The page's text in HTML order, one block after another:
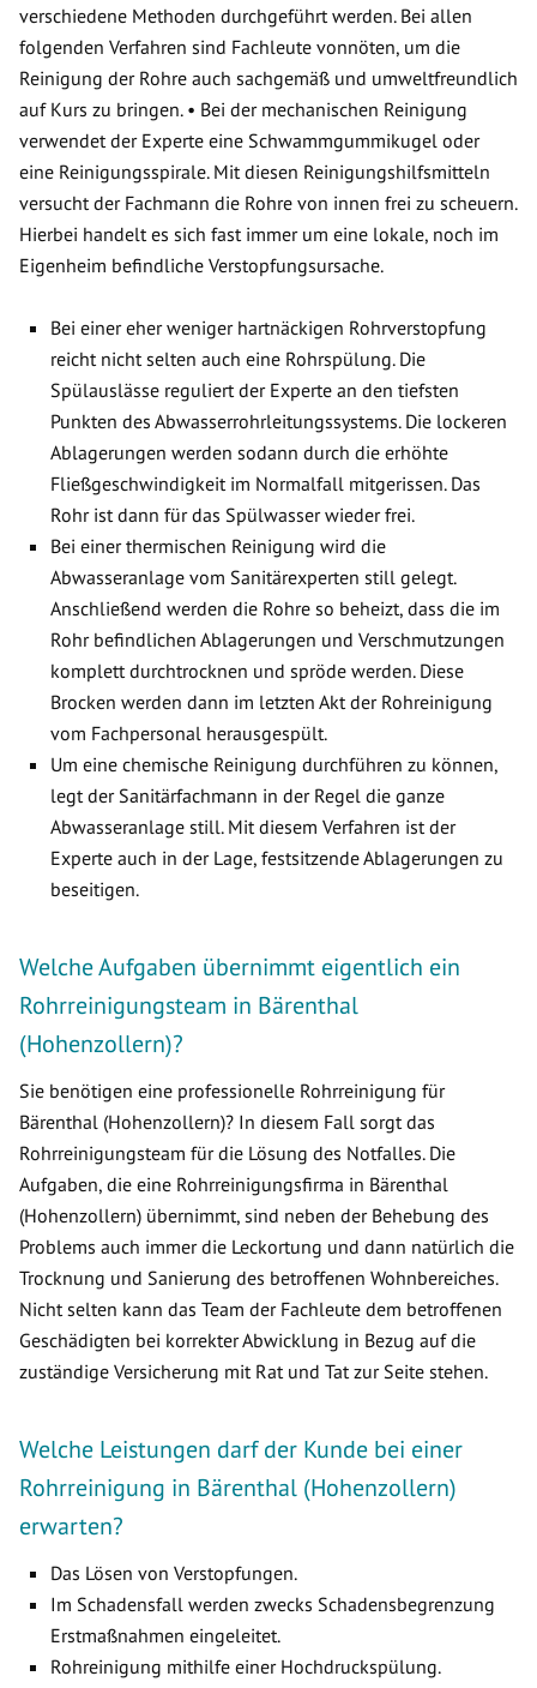
verschiedene Methoden durchgeführt werden. Bei allen
folgenden Verfahren sind Fachleute vonnöten, um die
Reinigung der Rohre auch sachgemäß und umweltfreundlich
auf Kurs zu bringen. • Bei der mechanischen Reinigung
verwendet der Experte eine Schwammgummikugel oder
eine Reinigungsspirale. Mit diesen Reinigungshilfsmitteln
versucht der Fachmann die Rohre von innen frei zu scheuern.
Hierbei handelt es sich fast immer um eine lokale, noch im
Eigenheim befindliche Verstopfungsursache.
Bei einer eher weniger hartnäckigen Rohrverstopfung
reicht nicht selten auch eine Rohrspülung. Die
Spülauslässe reguliert der Experte an den tiefsten
Punkten des Abwasserrohrleitungssystems. Die lockeren
Ablagerungen werden sodann durch die erhöhte
Fließgeschwindigkeit im Normalfall mitgerissen. Das
Rohr ist dann für das Spülwasser wieder frei.
Bei einer thermischen Reinigung wird die
Abwasseranlage vom Sanitärexperten still gelegt.
Anschließend werden die Rohre so beheizt, dass die im
Rohr befindlichen Ablagerungen und Verschmutzungen
komplett durchtrocknen und spröde werden. Diese
Brocken werden dann im letzten Akt der Rohreinigung
vom Fachpersonal herausgespült.
Um eine chemische Reinigung durchführen zu können,
legt der Sanitärfachmann in der Regel die ganze
Abwasseranlage still. Mit diesem Verfahren ist der
Experte auch in der Lage, festsitzende Ablagerungen zu
beseitigen.
Welche Aufgaben übernimmt eigentlich ein
Rohrreinigungsteam in Bärenthal
(Hohenzollern)?
Sie benötigen eine professionelle Rohrreinigung für
Bärenthal (Hohenzollern)? In diesem Fall sorgt das
Rohrreinigungsteam für die Lösung des Notfalles. Die
Aufgaben, die eine Rohrreinigungsfirma in Bärenthal
(Hohenzollern) übernimmt, sind neben der Behebung des
Problems auch immer die Leckortung und dann natürlich die
Trocknung und Sanierung des betroffenen Wohnbereiches.
Nicht selten kann das Team der Fachleute dem betroffenen
Geschädigten bei korrekter Abwicklung in Bezug auf die
zuständige Versicherung mit Rat und Tat zur Seite stehen.
Welche Leistungen darf der Kunde bei einer
Rohrreinigung in Bärenthal (Hohenzollern)
erwarten?
Das Lösen von Verstopfungen.
Im Schadensfall werden zwecks Schadensbegrenzung
Erstmaßnahmen eingeleitet.
Rohreinigung mithilfe einer Hochdruckspülung.